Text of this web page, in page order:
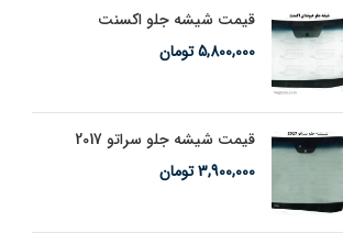
قیمت شیشه جلو اکسنت
5,800,000تومان
قیمت شیشه جلو سراتو 2017
3,900,000تومان